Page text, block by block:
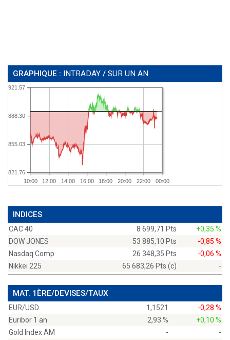
GRAPHIQUE : INTRADAY / SUR UN AN
10:00 12:00 14:00 16:00 18:00 20:00 22:00 00:00
821.76
855.03
888.30
921.57
INDICES
CAC 40 8 699,71 Pts
+0,35 %
DOW JONES
53 885,10 Pts
-0,85 %
Nasdaq Comp
26 348,35 Pts
-0,06 %
Nikkei 225
65 683,26 Pts (c) -
MAT. 1ÈRE/DEVISES/TAUX
EUR/USD 1,1521
-0,28 %
Euribor 1 an
2,93 %
+0,10 %
Gold Index AM
-
-